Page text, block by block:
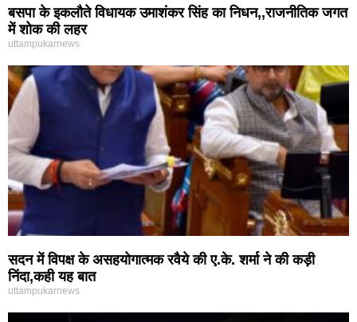
बसपा के इकलौते विधायक उमाशंकर सिंह का निधन,,राजनीतिक जगत
में शोक की लहर
uttampukarnews
सदन में विपक्ष के असहयोगात्मक रवैये की ए.के. शर्मा ने की कड़ी
निंदा,कही यह बात
uttampukarnews